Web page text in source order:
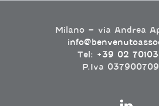
Milano – via Andrea
Tel: +39 02
P.Iva